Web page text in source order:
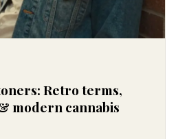
Retro terms,
modern cannabis